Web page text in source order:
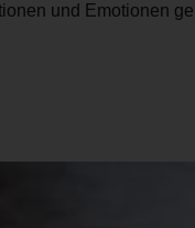
und Emotionen